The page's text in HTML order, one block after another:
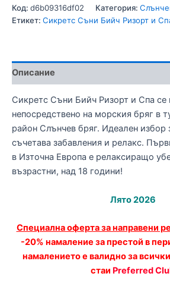
Код: d6b09316df02 Категория:
Етикет: Сикретс Съни Бийч Ризорт и
Описание
Сикретс Съни Бийч Ризорт и Спа се
непосредствено на морския бряг в
район Слънчев бряг. Идеален избор
съчетава забавления и релакс.
в Източна Европа е релаксиращо
възрастни, над 18 години!
Лято 2026
Специална оферта за направени
-20% намаление за престой в
намалението е валидно за
стаи Preferred